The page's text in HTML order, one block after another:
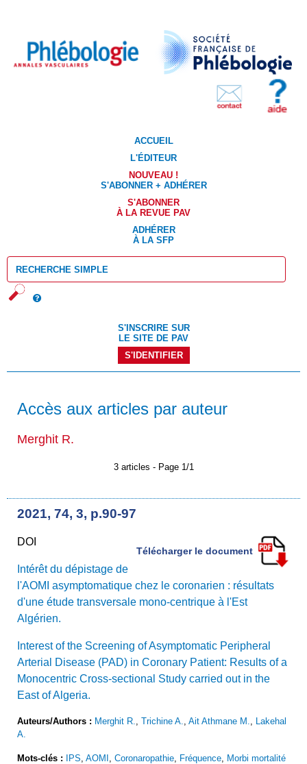
ACCUEIL
L'ÉDITEUR
NOUVEAU !
S'ABONNER + ADHÉRER
S'ABONNER
À LA REVUE PAV
ADHÉRER
À LA SFP
S'INSCRIRE SUR
LE SITE DE PAV
S'IDENTIFIER
Accès aux articles par auteur
Merghit R.
3 articles - Page 1/1
2021, 74, 3, p.90-97
DOI
Télécharger le document
Intérêt du dépistage de
l'AOMI asymptomatique chez le coronarien : résultats
d'une étude transversale mono-centrique à l'Est
Algérien.
Interest of the Screening of Asymptomatic Peripheral
Arterial Disease (PAD) in Coronary Patient: Results of a
Monocentric Cross-sectional Study carried out in the
East of Algeria.
Auteurs/Authors : Merghit R. Trichine A. Ait Athmane M.
Lakehal
A.
Mots-clés : IPS AOMI Coronaropathie Fréquence Morbi mortalité